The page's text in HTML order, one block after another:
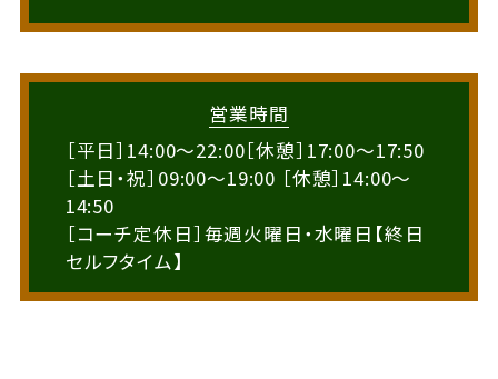
営業時間
［平日］14:00～22:00［休憩］17:00～17:50
［土日・祝］09:00～19:00 ［休憩］14:00～
14:50
［コーチ定休日］毎週火曜日・水曜日【終日
セルフタイム】